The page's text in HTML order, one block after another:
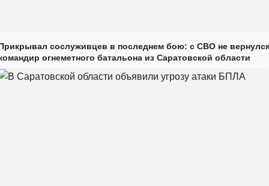
сослуживцев в последнем бою: с СВО не
огнеметного батальона из Саратовской области